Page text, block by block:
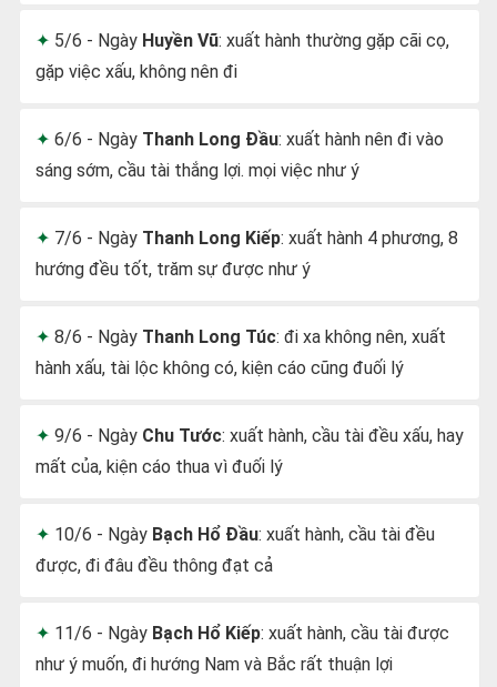
5/6 - Ngày Huyền Vũ: xuất hành thường gặp cãi cọ,
gặp việc xấu, không nên đi
6/6 - Ngày Thanh Long Đầu: xuất hành nên đi vào
sáng sớm, cầu tài thắng lợi. mọi việc như ý
7/6 - Ngày Thanh Long Kiếp: xuất hành 4 phương, 8
hướng đều tốt, trăm sự được như ý
8/6 - Ngày Thanh Long Túc: đi xa không nên, xuất
hành xấu, tài lộc không có, kiện cáo cũng đuối lý
9/6 - Ngày Chu Tước: xuất hành, cầu tài đều xấu, hay
mất của, kiện cáo thua vì đuối lý
10/6 - Ngày Bạch Hổ Đầu: xuất hành, cầu tài đều
được, đi đâu đều thông đạt cả
11/6 - Ngày Bạch Hổ Kiếp: xuất hành, cầu tài được
như ý muốn, đi hướng Nam và Bắc rất thuận lợi